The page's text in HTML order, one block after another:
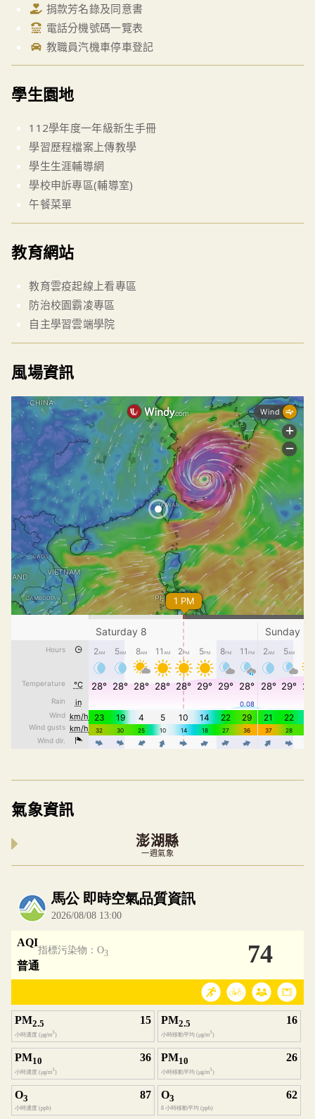
捐款芳名錄及同意書
電話分機號碼一覽表
教職員汽機車停車登記
學生園地
112學年度一年級新生手冊
學習歷程檔案上傳教學
學生生涯輔導網
學校申訴專區(輔導室)
午餐菜單
教育網站
教育雲疫起線上看專區
防治校園霸凌專區
自主學習雲端學院
風場資訊
氣象資訊
澎湖縣
一週氣象
內嵌空氣品質小工具為視覺預覽，完整即時空